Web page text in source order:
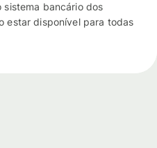
sistema bancário dos
estar disponível para todas